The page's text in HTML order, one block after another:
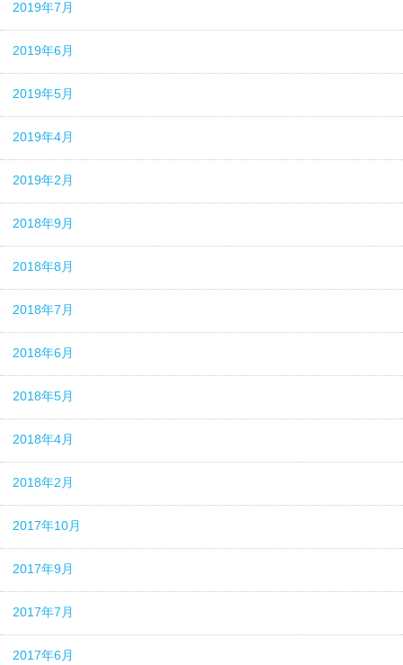
2019年7月
2019年6月
2019年5月
2019年4月
2019年2月
2018年9月
2018年8月
2018年7月
2018年6月
2018年5月
2018年4月
2018年2月
2017年10月
2017年9月
2017年7月
2017年6月